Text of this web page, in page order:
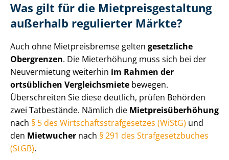
Was gilt für die Miet­preis­ge­stal­tung
außerhalb regulierter Märkte?
Auch ohne Mietpreisbremse gelten gesetzliche
Obergrenzen. Die Mieterhöhung muss sich bei der
Neuvermietung weiterhin im Rahmen der
ortsüblichen Vergleichsmiete bewegen.
Überschreiten Sie diese deutlich, prüfen Behörden
zwei Tatbestände. Nämlich die Miet­preis­über­hö­hung
nach § 5 des Wirt­schafts­straf­ge­set­zes (WiStG) und
den Mietwucher nach § 291 des Straf­ge­setz­bu­ches
(StGB).